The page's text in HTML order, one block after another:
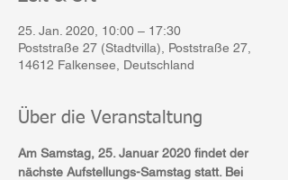
25. Jan. 2020, 10:00 – 17:30
Poststraße 27 (Stadtvilla), Poststraße 27,
14612 Falkensee, Deutschland
Über die Veranstaltung
Am Samstag, 25. Januar 2020 findet der
nächste Aufstellungs-Samstag statt. Bei